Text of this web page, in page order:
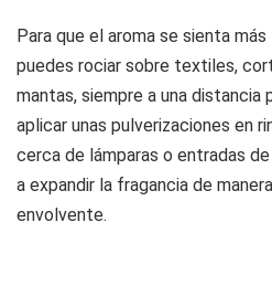
Para que el aroma se sienta
puedes rociar sobre textiles,
mantas, siempre a una distancia
aplicar unas pulverizaciones en
cerca de lámparas o entradas
a expandir la fragancia de
envolvente.